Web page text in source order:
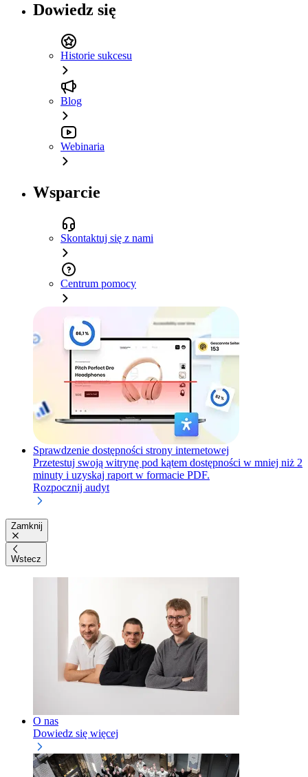
Dowiedz się
Historie sukcesu
Blog
Webinaria
Wsparcie
Skontaktuj się z nami
Centrum pomocy
Sprawdzenie dostępności strony internetowej
Przetestuj swoją witrynę pod kątem dostępności w mniej niż 2
minuty i uzyskaj raport w formacie PDF.
Rozpocznij audyt
Zamknij
Wstecz
O nas
Dowiedz się więcej